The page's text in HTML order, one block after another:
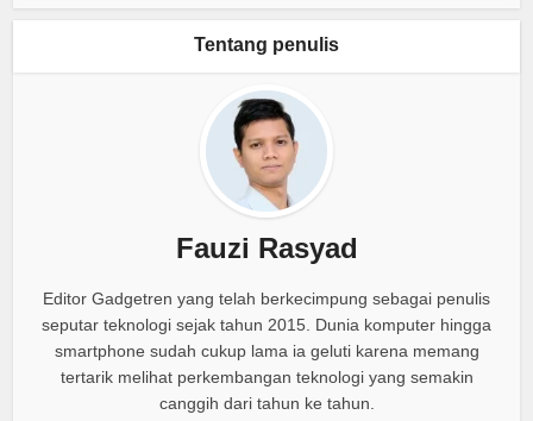
Tentang penulis
Fauzi Rasyad
Editor Gadgetren yang telah berkecimpung sebagai penulis
seputar teknologi sejak tahun 2015. Dunia komputer hingga
smartphone sudah cukup lama ia geluti karena memang
tertarik melihat perkembangan teknologi yang semakin
canggih dari tahun ke tahun.